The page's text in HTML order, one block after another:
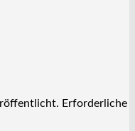
Erforderliche